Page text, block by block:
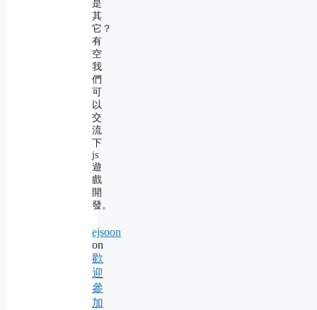
是
其
它？
有
空
我
們
可
以
交
流
下
js
遊
戲
開
發。
ejsoon
on
歡
迎
參
加